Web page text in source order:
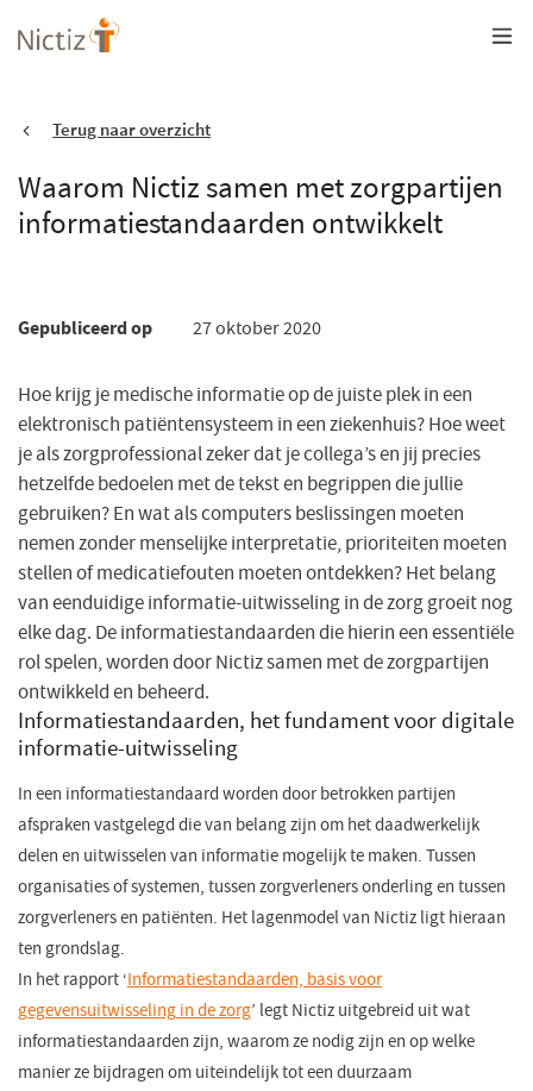
Overslaan
en
gaanTerug naar overzicht
Waarom Nictiz samen met zorgpartijen
informatiestandaarden ontwikkelt
Gepubliceerd op 27 oktober 2020
Hoe krijg je medische informatie op de juiste plek in een
elektronisch patiëntensysteem in een ziekenhuis? Hoe weet
je als zorgprofessional zeker dat je collega’s en jij precies
hetzelfde bedoelen met de tekst en begrippen die jullie
gebruiken? En wat als computers beslissingen moeten
nemen zonder menselijke interpretatie, prioriteiten moeten
stellen of medicatiefouten moeten ontdekken? Het belang
van eenduidige informatie-uitwisseling in de zorg groeit nog
elke dag. De informatiestandaarden die hierin een essentiële
rol spelen, worden door Nictiz samen met de zorgpartijen
ontwikkeld en beheerd.
Informatiestandaarden, het fundament voor digitale
informatie-uitwisseling
In een informatiestandaard worden door betrokken partijen
afspraken vastgelegd die van belang zijn om het daadwerkelijk
delen en uitwisselen van informatie mogelijk te maken. Tussen
organisaties of systemen, tussen zorgverleners onderling en tussen
zorgverleners en patiënten. Het lagenmodel van Nictiz ligt hieraan
ten grondslag.
In het rapport ‘Informatiestandaarden, basis voor
gegevensuitwisseling in de zorg’ legt Nictiz uitgebreid uit wat
informatiestandaarden zijn, waarom ze nodig zijn en op welke
manier ze bijdragen om uiteindelijk tot een duurzaam